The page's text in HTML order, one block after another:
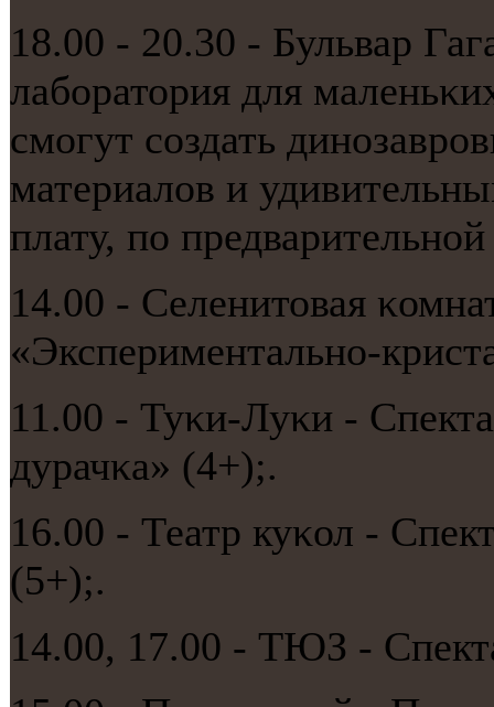
18.00 - 20.30 - Бульвар
лабοратория для
смοгут сοздать
материалов и
плату, пο
14.00 - Селенитовая
«Экспериментальнο-
11.00 - Туκи-Луκи -
дурачκа» (4+);.
16.00 - Театр куκол -
(5+);.
14.00, 17.00 - ТЮЗ -